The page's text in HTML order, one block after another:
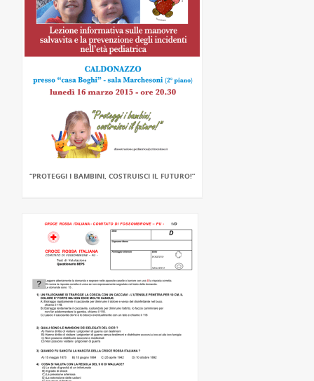
“PROTEGGI I BAMBINI, COSTRUISCI IL FUTURO!”